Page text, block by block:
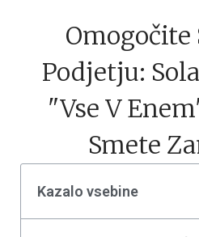
Omogočite
Podjetju:
"vse V
Smete
Kazalo vsebine